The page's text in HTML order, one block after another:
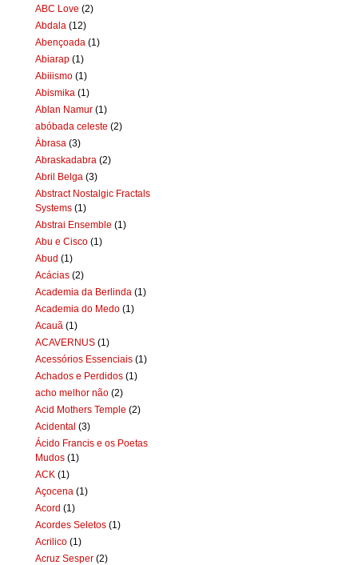
ABC Love (2)
Abdala (12)
Abençoada (1)
Abiarap (1)
Abiiismo (1)
Abismika (1)
Ablan Namur (1)
abóbada celeste (2)
Àbrasa (3)
Abraskadabra (2)
Abril Belga (3)
Abstract Nostalgic Fractals
Systems (1)
Abstrai Ensemble (1)
Abu e Cisco (1)
Abud (1)
Acácias (2)
Academia da Berlinda (1)
Academia do Medo (1)
Acauã (1)
ACAVERNUS (1)
Acessórios Essenciais (1)
Achados e Perdidos (1)
acho melhor não (2)
Acid Mothers Temple (2)
Acidental (3)
Ácido Francis e os Poetas
Mudos (1)
ACK (1)
Açocena (1)
Acord (1)
Acordes Seletos (1)
Acrilico (1)
Acruz Sesper (2)